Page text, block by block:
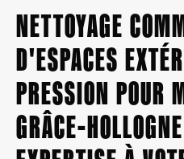
NETTOYAGE
D'ESPACES
PRESSION POUR
GRÂCE-